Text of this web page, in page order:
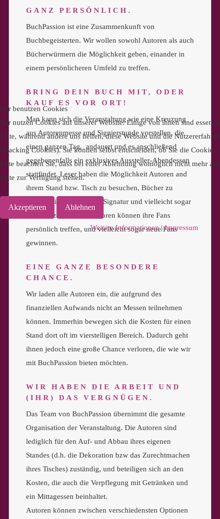
GANZ PERSÖNLICH.
BuchPassion ist eine Zusammenkunft von
Buchbegeisterten. Wir wollen sowohl Autoren als auch
Bücherwürmern die Möglichkeit geben, einander in
einem persönlicheren Umfeld zu treffen.
BRING DEIN BUCH MIT, ODER
KAUF ES VOR ORT!
Man kann sich die Veranstaltung wie eine Kreuzung
aus Autorenmesse und Signierstunde vorstellen, die
einen ganzen Tag, andauert und es anschließend
gegebenenfalls ein exklusives Aussteller-Abendessen
stattfindet. Leser haben die Möglichkeit Autoren and
ihrem Stand bzw. Tisch zu besuchen, Bücher zu
kaufen, eine persönliche Signatur und vielleicht sogar
ein Foto zu erhalten. Autoren können ihre Fans
persönlich treffen, und vielleicht sogar neue Fans
gewinnen.
EINE GANZE BESONDERE
CHANCE.
Wir laden alle Autoren ein, die aufgrund des
finanziellen Aufwands nicht an Messen teilnehmen
können. Immerhin bewegen sich die Kosten für einen
Stand dort oft im vierstelligen Bereich. Dadurch geht
ihnen jedoch eine große Chance verloren, die wie wir
mit BuchPassion bieten möchten.
WIR HABEN DIE ARBEIT UND
(IHR) DAS VERGNÜGEN.
Das Team von BuchPassion übernimmt die gesamte
Organisation der Veranstaltung. Die Autoren sind
lediglich für den Auf- und Abbau ihres eigenen
Standes (d.h. die Dekoration bzw das Zurechtmachen
ihres Tisches) zuständig, und beteiligen sich an den
Kosten, die auch die Verpflegung mit Getränken und
ein Mittagessen beinhaltet.
Autoren können zwischen verschiedensten Optionen
Wir benutzen Cookies
Wir nutzen Cookies auf unserer Website. Einige von ihnen sind
Seite, während andere uns helfen, diese Website und die
(Tracking Cookies). Sie können selbst entscheiden, ob Sie die Cookies
Bitte beachten Sie, dass bei einer Ablehnung womöglich nicht mehr
Seite zur Verfügung stehen.
Akzeptieren Ablehnen
Weitere Informationen|Impressum